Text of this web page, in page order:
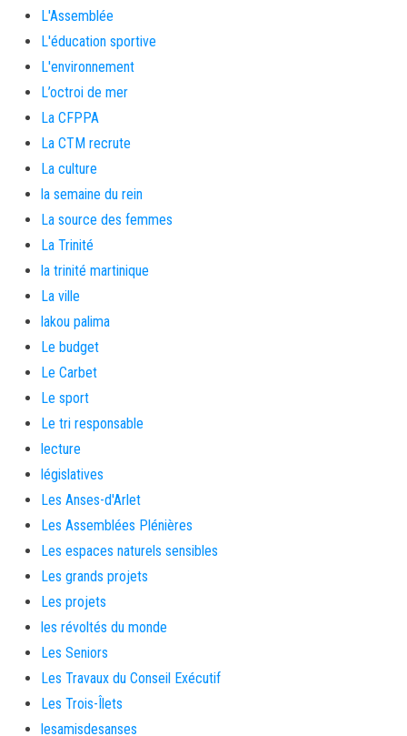
L'Assemblée
L'éducation sportive
L'environnement
L’octroi de mer
La CFPPA
La CTM recrute
La culture
la semaine du rein
La source des femmes
La Trinité
la trinité martinique
La ville
lakou palima
Le budget
Le Carbet
Le sport
Le tri responsable
lecture
législatives
Les Anses-d'Arlet
Les Assemblées Plénières
Les espaces naturels sensibles
Les grands projets
Les projets
les révoltés du monde
Les Seniors
Les Travaux du Conseil Exécutif
Les Trois-Îlets
lesamisdesanses